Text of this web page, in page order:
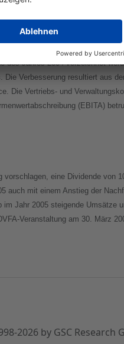
insgesamt im Jahr 2004,
des Jahres 2004 verzeichnet
Verbesserung resultiert aus
Die Vertriebs- und
(EBITA)
eine Dividende
auch mit einem Anstieg der
Jahr 2005 steigende
Veranstaltung am 30. März
2026by GSC Research